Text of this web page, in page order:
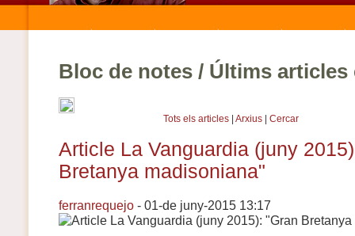
Bloc de notes / Últims articles
Tots els articles Arxius Cercar
Article La Vanguardia (juny
Bretanya madisoniana"
ferranrequejo- 01-de juny-2015 13:17